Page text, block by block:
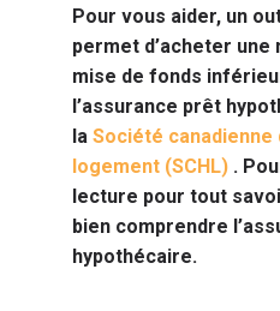
Pour vous aider, un
permet d’acheter une
mise de fonds
l’assurance prêt
la Société canadienne
logement (SCHL) .
lecture pour tout
bien comprendre
hypothécaire.